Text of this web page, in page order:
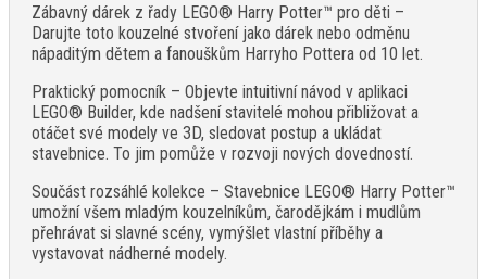
Zábavný dárek z řady LEGO® Harry Potter™ pro děti –
Darujte toto kouzelné stvoření jako dárek nebo odměnu
nápaditým dětem a fanouškům Harryho Pottera od 10 let.
Praktický pomocník – Objevte intuitivní návod v aplikaci
LEGO® Builder, kde nadšení stavitelé mohou přibližovat a
otáčet své modely ve 3D, sledovat postup a ukládat
stavebnice. To jim pomůže v rozvoji nových dovedností.
Součást rozsáhlé kolekce – Stavebnice LEGO® Harry Potter™
umožní všem mladým kouzelníkům, čarodějkám i mudlům
přehrávat si slavné scény, vymýšlet vlastní příběhy a
vystavovat nádherné modely.